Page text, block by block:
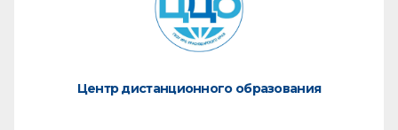
Центр дистанционного образования